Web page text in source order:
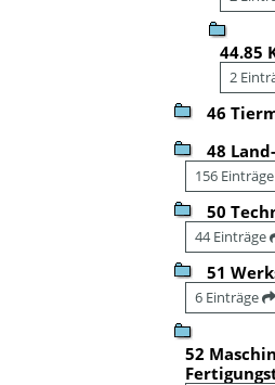
44.85
2
46
48
156 Einträge
50
44 Einträge
51
6 Einträge
52